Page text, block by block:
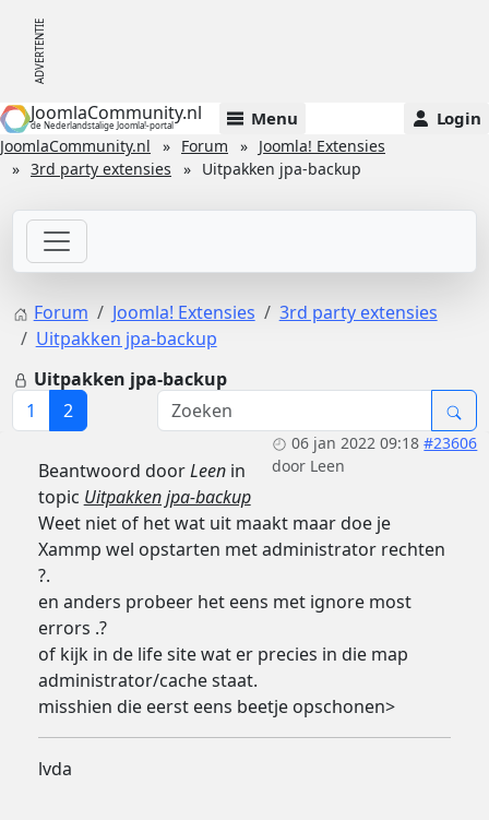
JoomlaCommunity.nl
de Nederlandstalige Joomla!-portal Menu Login
JoomlaCommunity.nl Forum
Joomla! Extensies
3rd party extensies
Uitpakken jpa-backup
Forum Joomla! Extensies
3rd party extensies
Uitpakken jpa-backup
Uitpakken jpa-backup
1
2
06 jan 2022 09:18 #23606
door Leen
Beantwoord doorLeenin
topic Uitpakken jpa-backup
Weet niet of het wat uit maakt maar doe je
Xammp wel opstarten met administrator rechten
?.
en anders probeer het eens met ignore most
errors .?
of kijk in de life site wat er precies in die map
administrator/cache staat.
misshien die eerst eens beetje opschonen>
lvda